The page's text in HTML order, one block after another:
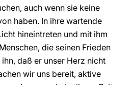
auch wenn sie keine
haben. In ihre wartende
hineintreten und mit ihm
die seinen Frieden
daß er unser Herz nicht
wir uns bereit, aktive